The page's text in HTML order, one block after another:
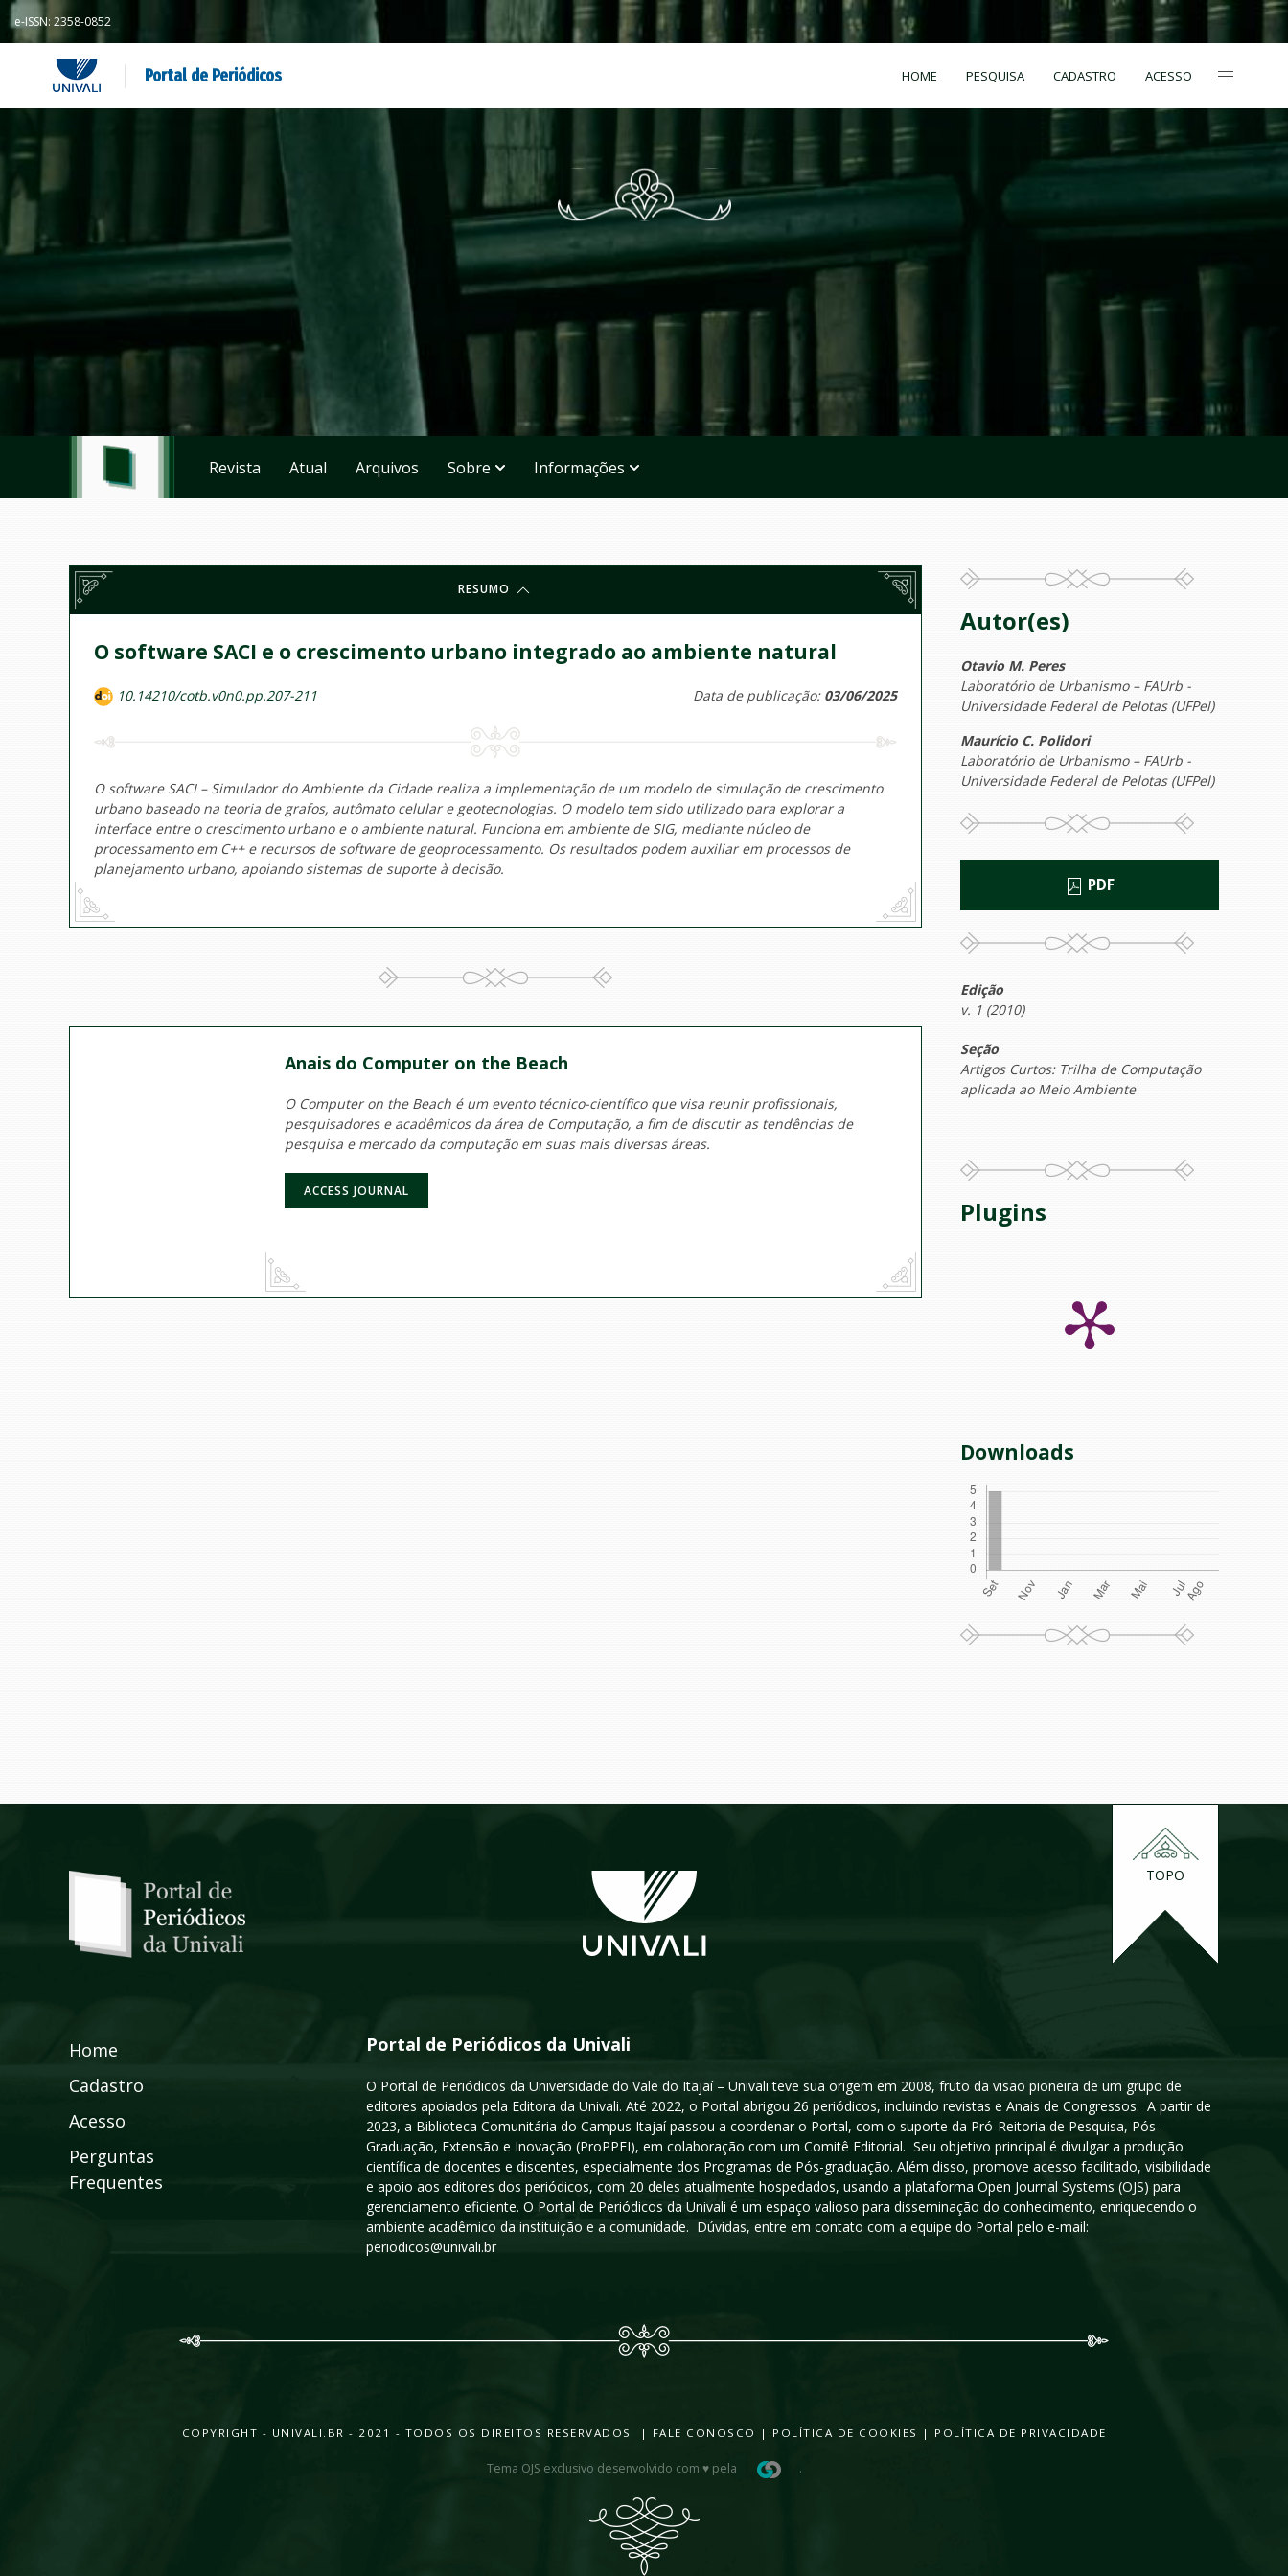
e-ISSN: 2358-0852
Portal de Periódicos HOME PESQUISA CADASTRO ACESSO
Revista Atual Arquivos Sobre Informações
RESUMO
O software SACI e o crescimento urbano integrado ao ambiente natural
10.14210/cotb.v0n0.pp.207-211 Data de publicação: 03/06/2025
O software SACI – Simulador do Ambiente da Cidade realiza a implementação de um modelo de simulação de crescimento
urbano baseado na teoria de grafos, autômato celular e geotecnologias. O modelo tem sido utilizado para explorar a
interface entre o crescimento urbano e o ambiente natural. Funciona em ambiente de SIG, mediante núcleo de
processamento em C++ e recursos de software de geoprocessamento. Os resultados podem auxiliar em processos de
planejamento urbano, apoiando sistemas de suporte à decisão.
Anais do Computer on the Beach
O Computer on the Beach é um evento técnico-científico que visa reunir profissionais,
pesquisadores e acadêmicos da área de Computação, a fim de discutir as tendências de
pesquisa e mercado da computação em suas mais diversas áreas.
ACCESS JOURNAL
Autor(es)
Otavio M. Peres
Laboratório de Urbanismo – FAUrb -
Universidade Federal de Pelotas (UFPel)
Maurício C. Polidori
Laboratório de Urbanismo – FAUrb -
Universidade Federal de Pelotas (UFPel)
PDF
Edição
v. 1 (2010)
Seção
Artigos Curtos: Trilha de Computação
aplicada ao Meio Ambiente
Plugins
Downloads
TOPO
Home
Cadastro
Acesso
Perguntas
Frequentes
Portal de Periódicos da Univali
O Portal de Periódicos da Universidade do Vale do Itajaí – Univali teve sua origem em 2008, fruto da visão pioneira de um grupo de
editores apoiados pela Editora da Univali. Até 2022, o Portal abrigou 26 periódicos, incluindo revistas e Anais de Congressos. A partir de
2023, a Biblioteca Comunitária do Campus Itajaí passou a coordenar o Portal, com o suporte da Pró-Reitoria de Pesquisa, Pós-
Graduação, Extensão e Inovação (ProPPEI), em colaboração com um Comitê Editorial. Seu objetivo principal é divulgar a produção
científica de docentes e discentes, especialmente dos Programas de Pós-graduação. Além disso, promove acesso facilitado, visibilidade
e apoio aos editores dos periódicos, com 20 deles atualmente hospedados, usando a plataforma Open Journal Systems (OJS) para
gerenciamento eficiente. O Portal de Periódicos da Univali é um espaço valioso para disseminação do conhecimento, enriquecendo o
ambiente acadêmico da instituição e a comunidade. Dúvidas, entre em contato com a equipe do Portal pelo e-mail:
periodicos@univali.br
COPYRIGHT - UNIVALI.BR - 2021 - TODOS OS DIREITOS RESERVADOS | FALE CONOSCO | POLÍTICA DE COOKIES | POLÍTICA DE PRIVACIDADE
Tema OJS exclusivo desenvolvido com ♥ pela .